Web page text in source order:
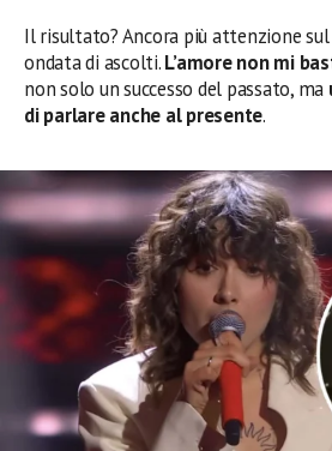
Il risultato? Ancora più attenzione
ondata di ascolti.L’amore non mi
non solo un successo del passato, ma
di parlare anche al presente.